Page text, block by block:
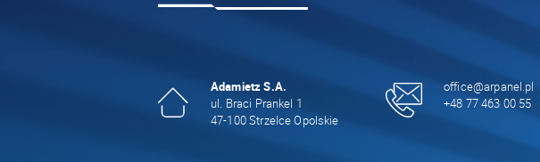
Adamietz S.A.
ul. Braci Prankel 1
47-100 Strzelce Opolskie
office@arpanel.pl
+48 77 463 00 55